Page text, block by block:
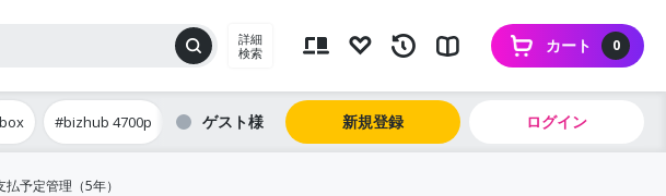
詳細
検索
0
カート
#bizhub 4700p ゲスト 新規登録 ログイン
予定管理（5年）